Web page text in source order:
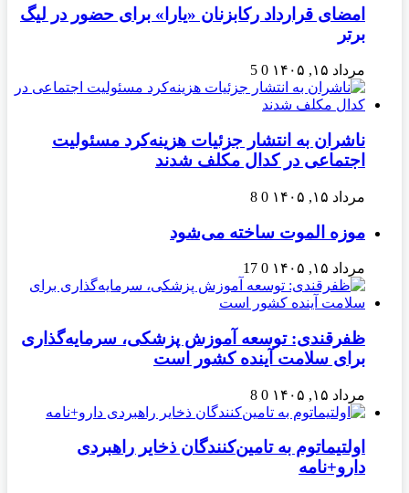
امضای قرارداد رکابزنان «یارا» برای حضور در لیگ
برتر
مرداد ۱۵, ۱۴۰۵ 0
5
ناشران به انتشار جزئیات هزینه‌کرد مسئولیت
اجتماعی در کدال مکلف شدند
مرداد ۱۵, ۱۴۰۵ 0
8
موزه الموت ساخته می‌شود
مرداد ۱۵, ۱۴۰۵ 0
17
ظفرقندی: توسعه آموزش پزشکی، سرمایه‌گذاری
برای سلامت آینده کشور است
مرداد ۱۵, ۱۴۰۵ 0
8
اولتیماتوم به تامین‌کنندگان ذخایر راهبردی
دارو+نامه